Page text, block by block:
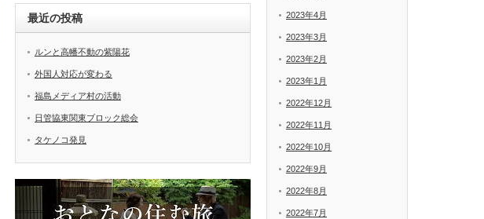
最近の投稿
ルンと高幡不動の紫陽花
外国人対応が変わる
福島メディア村の活動
日管協東関東ブロック総会
タケノコ発見
2023年4月
2023年3月
2023年2月
2023年1月
2022年12月
2022年11月
2022年10月
2022年9月
2022年8月
2022年7月